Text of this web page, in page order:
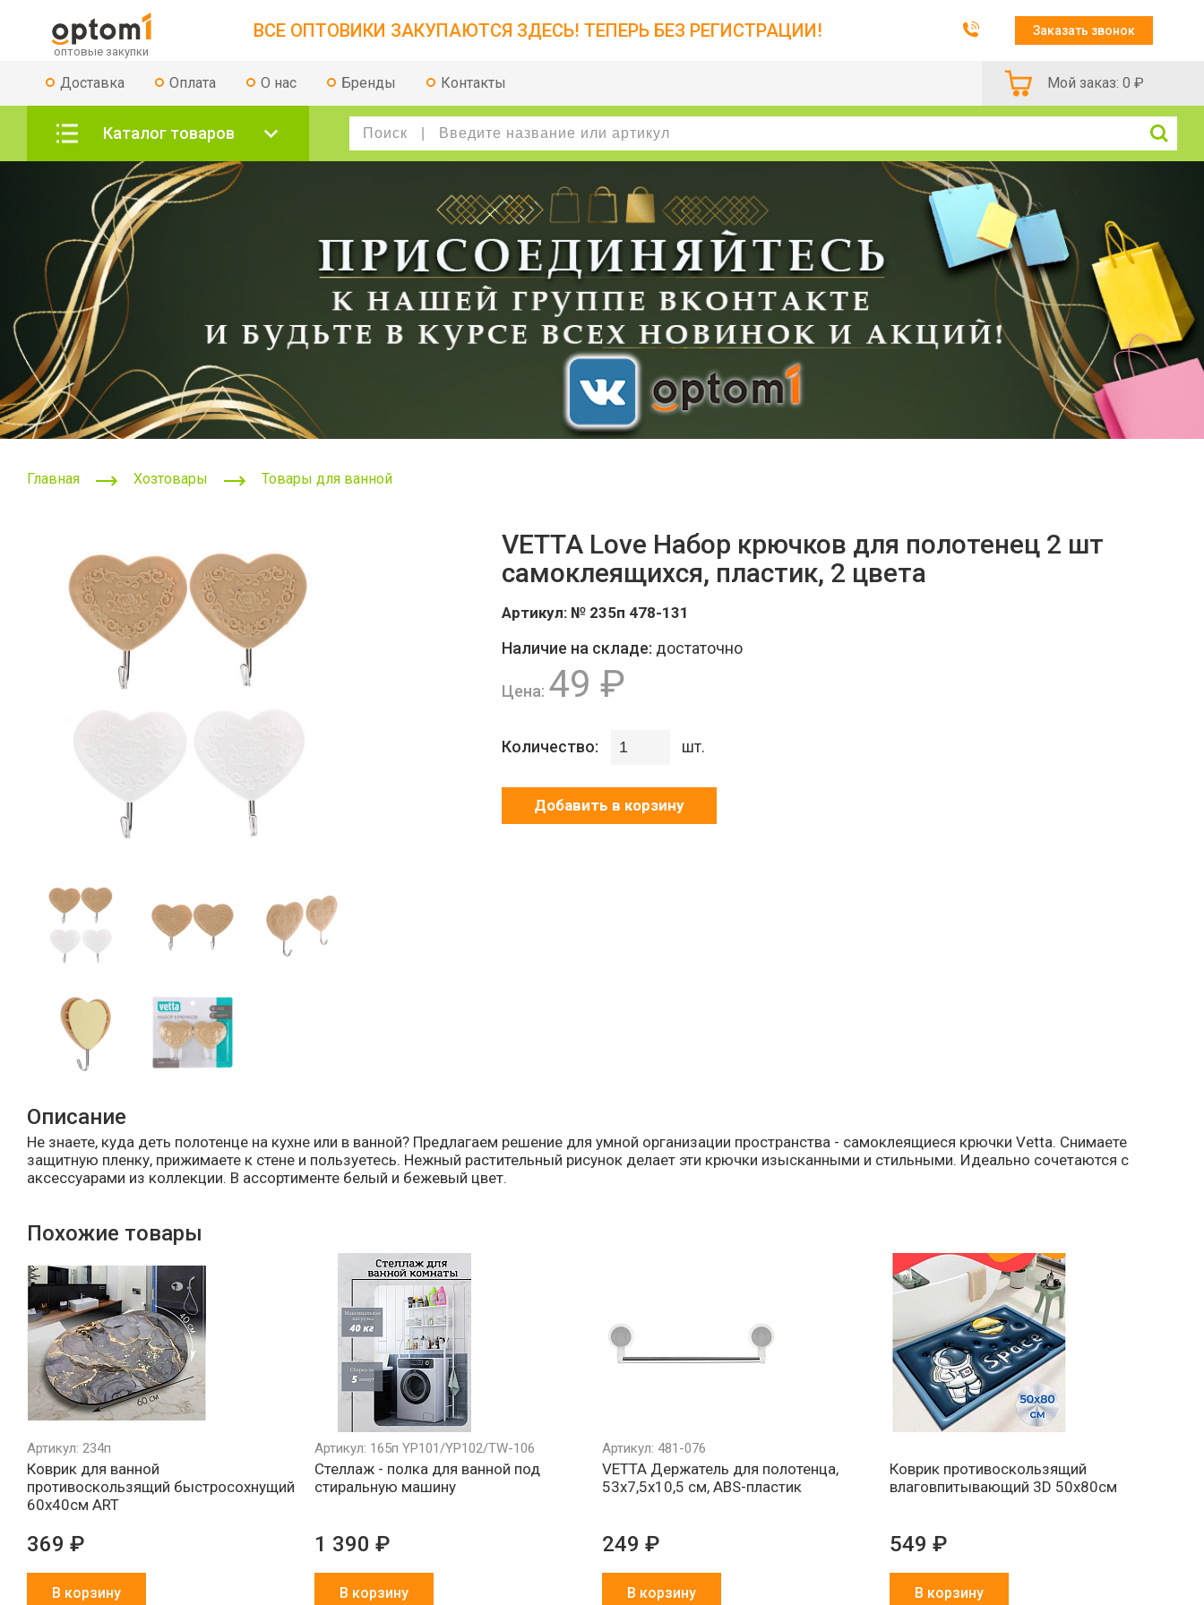
ВСЕ ОПТОВИКИ ЗАКУПАЮТСЯ ЗДЕСЬ! ТЕПЕРЬ БЕЗ РЕГИСТРАЦИИ! Заказать звонок
Доставка Оплата О нас Бренды Контакты Мой заказ: 0 ₽
Каталог товаров
Главная Хозтовары Товары для ванной
VETTA Love Набор крючков для полотенец 2 шт
самоклеящихся, пластик, 2 цвета
Артикул: № 235п 478-131
Наличие на складе: достаточно
Цена: 49 ₽
Количество: шт.
Добавить в корзину
Описание
Не знаете, куда деть полотенце на кухне или в ванной? Предлагаем решение для умной организации пространства - самоклеящиеся крючки Vetta. Снимаете
защитную пленку, прижимаете к стене и пользуетесь. Нежный растительный рисунок делает эти крючки изысканными и стильными. Идеально сочетаются с
аксессуарами из коллекции. В ассортименте белый и бежевый цвет.
Похожие товары
Артикул: 234п
Коврик для ванной
противоскользящий быстросохнущий
60х40см ART
369 ₽
В корзину
Артикул: 165п YP101/YP102/TW-106
Стеллаж - полка для ванной под
стиральную машину
1 390 ₽
В корзину
Артикул: 481-076
VETTA Держатель для полотенца,
53х7,5х10,5 см, ABS-пластик
249 ₽
В корзину
Коврик противоскользящий
влаговпитывающий 3D 50х80см
549 ₽
В корзину